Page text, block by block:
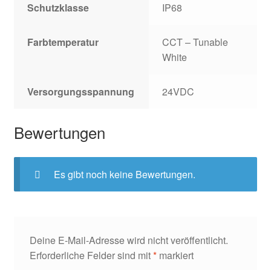
Schutzklasse IP68
Farbtemperatur
CCT – Tunable
White
Versorgungsspannung 24VDC
Bewertungen
Es gibt noch keine Bewertungen.
Deine E-Mail-Adresse wird nicht veröffentlicht.
Erforderliche Felder sind mit*markiert